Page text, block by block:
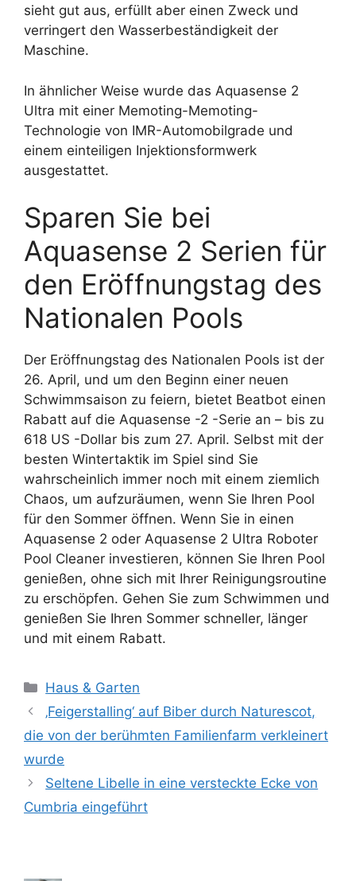
sieht gut aus, erfüllt aber einen Zweck und
verringert den Wasserbeständigkeit der
Maschine.
In ähnlicher Weise wurde das Aquasense 2
Ultra mit einer Memoting-Memoting-
Technologie von IMR-Automobilgrade und
einem einteiligen Injektionsformwerk
ausgestattet.
Sparen Sie bei
Aquasense 2 Serien für
den Eröffnungstag des
Nationalen Pools
Der Eröffnungstag des Nationalen Pools ist der
26. April, und um den Beginn einer neuen
Schwimmsaison zu feiern, bietet Beatbot einen
Rabatt auf die Aquasense -2 -Serie an – bis zu
618 US -Dollar bis zum 27. April. Selbst mit der
besten Wintertaktik im Spiel sind Sie
wahrscheinlich immer noch mit einem ziemlich
Chaos, um aufzuräumen, wenn Sie Ihren Pool
für den Sommer öffnen. Wenn Sie in einen
Aquasense 2 oder Aquasense 2 Ultra Roboter
Pool Cleaner investieren, können Sie Ihren Pool
genießen, ohne sich mit Ihrer Reinigungsroutine
zu erschöpfen. Gehen Sie zum Schwimmen und
genießen Sie Ihren Sommer schneller, länger
und mit einem Rabatt.
Kategorien
Haus & Garten
‚Feigerstalling‘ auf Biber durch Naturescot,
die von der berühmten Familienfarm verkleinert
wurde
Seltene Libelle in eine versteckte Ecke von
Cumbria eingeführt